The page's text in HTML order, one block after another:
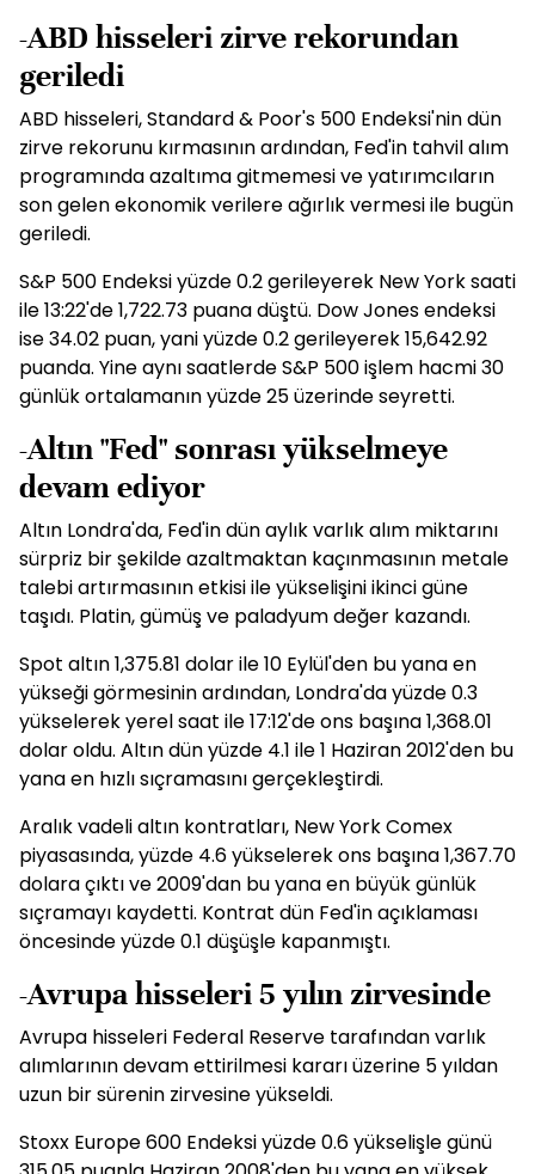
-ABD hisseleri zirve rekorundan
geriledi
ABD hisseleri, Standard & Poor's 500 Endeksi'nin dün
zirve rekorunu kırmasının ardından, Fed'in tahvil alım
programında azaltıma gitmemesi ve yatırımcıların
son gelen ekonomik verilere ağırlık vermesi ile bugün
geriledi.
S&P 500 Endeksi yüzde 0.2 gerileyerek New York saati
ile 13:22'de 1,722.73 puana düştü. Dow Jones endeksi
ise 34.02 puan, yani yüzde 0.2 gerileyerek 15,642.92
puanda. Yine aynı saatlerde S&P 500 işlem hacmi 30
günlük ortalamanın yüzde 25 üzerinde seyretti.
-Altın "Fed" sonrası yükselmeye
devam ediyor
Altın Londra'da, Fed'in dün aylık varlık alım miktarını
sürpriz bir şekilde azaltmaktan kaçınmasının metale
talebi artırmasının etkisi ile yükselişini ikinci güne
taşıdı. Platin, gümüş ve paladyum değer kazandı.
Spot altın 1,375.81 dolar ile 10 Eylül'den bu yana en
yükseği görmesinin ardından, Londra'da yüzde 0.3
yükselerek yerel saat ile 17:12'de ons başına 1,368.01
dolar oldu. Altın dün yüzde 4.1 ile 1 Haziran 2012'den bu
yana en hızlı sıçramasını gerçekleştirdi.
Aralık vadeli altın kontratları, New York Comex
piyasasında, yüzde 4.6 yükselerek ons başına 1,367.70
dolara çıktı ve 2009'dan bu yana en büyük günlük
sıçramayı kaydetti. Kontrat dün Fed'in açıklaması
öncesinde yüzde 0.1 düşüşle kapanmıştı.
-Avrupa hisseleri 5 yılın zirvesinde
Avrupa hisseleri Federal Reserve tarafından varlık
alımlarının devam ettirilmesi kararı üzerine 5 yıldan
uzun bir sürenin zirvesine yükseldi.
Stoxx Europe 600 Endeksi yüzde 0.6 yükselişle günü